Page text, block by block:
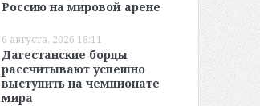
Россию на мировой арене
6 августа, 2026 18:11
Дагестанские борцы
рассчитывают успешно
выступить на чемпионате
мира